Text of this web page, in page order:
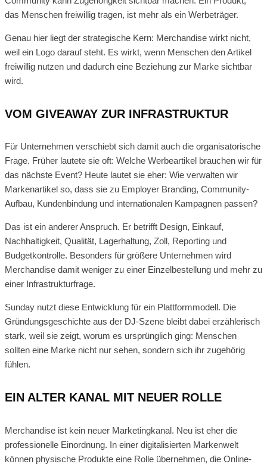
das Menschen freiwillig tragen, ist mehr als ein Werbeträger.
Genau hier liegt der strategische Kern: Merchandise wirkt nicht,
weil ein Logo darauf steht. Es wirkt, wenn Menschen den Artikel
freiwillig nutzen und dadurch eine Beziehung zur Marke sichtbar
wird.
VOM GIVEAWAY ZUR INFRASTRUKTUR
Für Unternehmen verschiebt sich damit auch die organisatorische
Frage. Früher lautete sie oft: Welche Werbeartikel brauchen wir für
das nächste Event? Heute lautet sie eher: Wie verwalten wir
Markenartikel so, dass sie zu Employer Branding, Community-
Aufbau, Kundenbindung und internationalen Kampagnen passen?
Das ist ein anderer Anspruch. Er betrifft Design, Einkauf,
Nachhaltigkeit, Qualität, Lagerhaltung, Zoll, Reporting und
Budgetkontrolle. Besonders für größere Unternehmen wird
Merchandise damit weniger zu einer Einzelbestellung und mehr zu
einer Infrastrukturfrage.
Sunday nutzt diese Entwicklung für ein Plattformmodell. Die
Gründungsgeschichte aus der DJ-Szene bleibt dabei erzählerisch
stark, weil sie zeigt, worum es ursprünglich ging: Menschen
sollten eine Marke nicht nur sehen, sondern sich ihr zugehörig
fühlen.
EIN ALTER KANAL MIT NEUER ROLLE
Merchandise ist kein neuer Marketingkanal. Neu ist eher die
professionelle Einordnung. In einer digitalisierten Markenwelt
können physische Produkte eine Rolle übernehmen, die Online-